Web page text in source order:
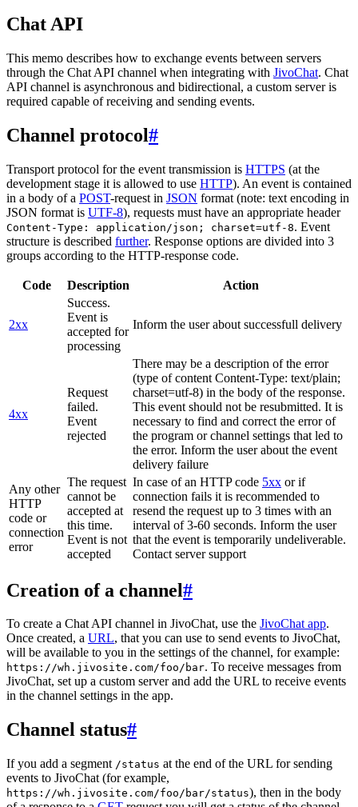
Chat API
This memo describes how to exchange events between servers
through the Chat API channel when integrating with JivoChat. Chat
API channel is asynchronous and bidirectional, a custom server is
required capable of receiving and sending events.
Channel protocol#
Transport protocol for the event transmission is HTTPS (at the
development stage it is allowed to use HTTP). An event is contained
in a body of a POST-request in JSON format (note: text encoding in
JSON format is UTF-8), requests must have an appropriate header
Content-Type: application/json; charset=utf-8. Event
structure is described further. Response options are divided into 3
groups according to the HTTP-response code.
Code Description Action
2xx
Success.
Event is
accepted for
processing
Inform the user about successfull delivery
4xx
Request
failed.
Event
rejected
There may be a description of the error
(type of content Content-Type: text/plain;
charset=utf-8) in the body of the response.
This event should not be resubmitted. It is
necessary to find and correct the error of
the program or channel settings that led to
the error. Inform the user about the event
delivery failure
Any other
HTTP
code or
connection
error
The request
cannot be
accepted at
this time.
Event is not
accepted
In case of an HTTP code 5xx or if
connection fails it is recommended to
resend the request up to 3 times with an
interval of 3-60 seconds. Inform the user
that the event is temporarily undeliverable.
Contact server support
Creation of a channel#
To create a Chat API channel in JivoChat, use the JivoChat app.
Once created, a URL, that you can use to send events to JivoChat,
will be available to you in the settings of the channel, for example:
https://wh.jivosite.com/foo/bar. To receive messages from
JivoChat, set up a custom server and add the URL to receive events
in the channel settings in the app.
Channel status#
If you add a segment /status at the end of the URL for sending
events to JivoChat (for example,
https://wh.jivosite.com/foo/bar/status), then in the body